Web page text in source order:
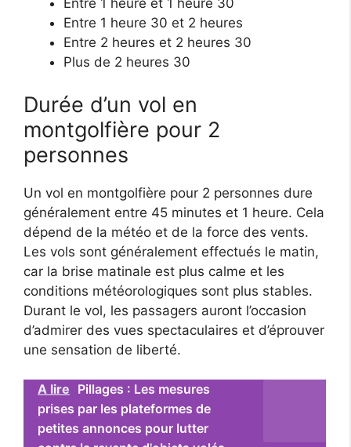
Entre 1 heure et 1 heure 30
Entre 1 heure 30 et 2 heures
Entre 2 heures et 2 heures 30
Plus de 2 heures 30
Durée d’un vol en
montgolfière pour 2
personnes
Un vol en montgolfière pour 2 personnes dure
généralement entre 45 minutes et 1 heure. Cela
dépend de la météo et de la force des vents.
Les vols sont généralement effectués le matin,
car la brise matinale est plus calme et les
conditions météorologiques sont plus stables.
Durant le vol, les passagers auront l’occasion
d’admirer des vues spectaculaires et d’éprouver
une sensation de liberté.
A lire Pillages : Les mesures
prises par les plateformes de
petites annonces pour lutter